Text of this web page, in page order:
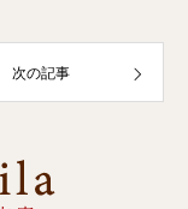
次の記事